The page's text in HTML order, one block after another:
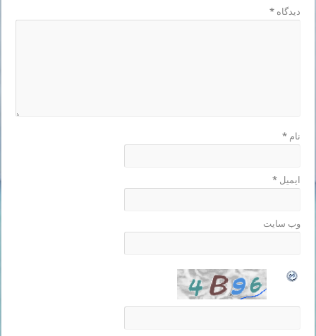
دیدگاه*
نام*
ایمیل*
وب‌ سایت